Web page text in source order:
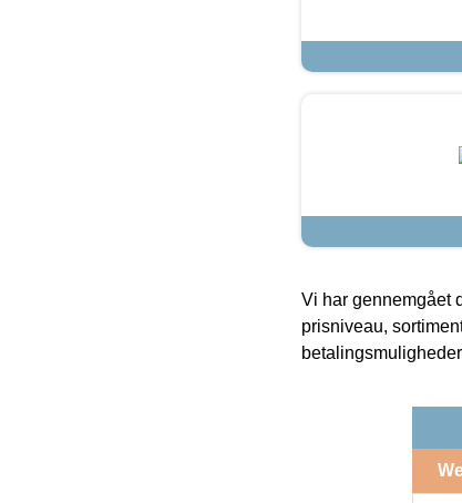
Vi har gennemgået
prisniveau,